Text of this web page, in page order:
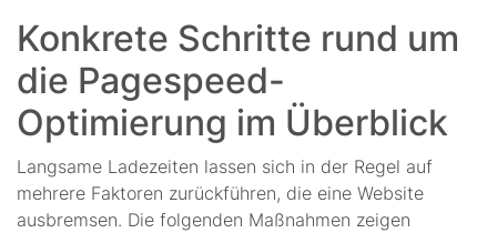
Konkrete Schritte rund um
die Pagespeed-
Optimierung im Überblick
Langsame Ladezeiten lassen sich in der Regel auf
mehrere Faktoren zurückführen, die eine Website
ausbremsen. Die folgenden Maßnahmen zeigen